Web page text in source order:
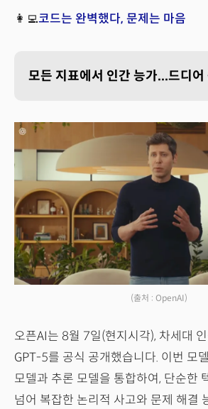
👩‍💻코드는 완벽했다, 문제는 마음
모든 지표에서 인간 능가...드디
(출처 : OpenAI)
오픈AI는 8월 7일(현지시각), 차세대
GPT-5를 공식 공개했습니다. 이번 모
모델과 추론 모델을 통합하여, 단순한
넘어 복잡한 논리적 사고와 문제 해결